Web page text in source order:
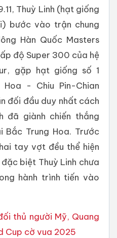
Thuỳ Linh (hạt giống
bước vào trận chung
Hàn Quốc Masters
độ Super 300 của hệ
gặp hạt giống số 1
- Chiu Pin-Chian
đối đầu duy nhất cách
đã giành chiến thắng
Trung Hoa. Trước
tay vợt đều thể hiện
biệt Thuỳ Linh chưa
hành trình tiến vào
thủ người Mỹ, Quang
Cup cờ vua 2025